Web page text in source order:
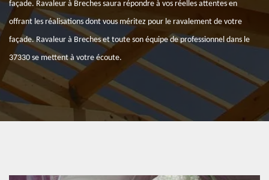
façade. Ravaleur à Breches saura répondre à vos réelles attentes en
offrant les réalisations dont vous méritez pour le ravalement de votre
façade. Ravaleur à Breches et toute son équipe de professionnel dans le
37330 se mettent à votre écoute.